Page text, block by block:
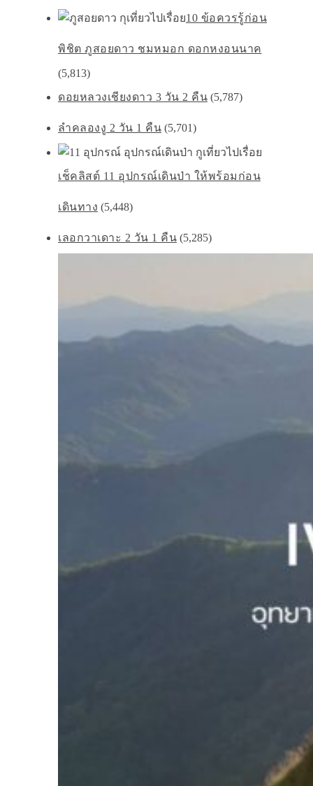
10 ข้อควรรู้ก่อน
พิชิต ภูสอยดาว ชมหมอก ดอกหงอนนาค
(5,813)
ดอยหลวงเชียงดาว 3 วัน 2 คืน (5,787)
ลำคลองงู 2 วัน 1 คืน (5,701)
เช็คลิสต์ 11 อุปกรณ์เดินป่า ให้พร้อมก่อน
เดินทาง (5,448)
เลอกวาเดาะ 2 วัน 1 คืน (5,285)